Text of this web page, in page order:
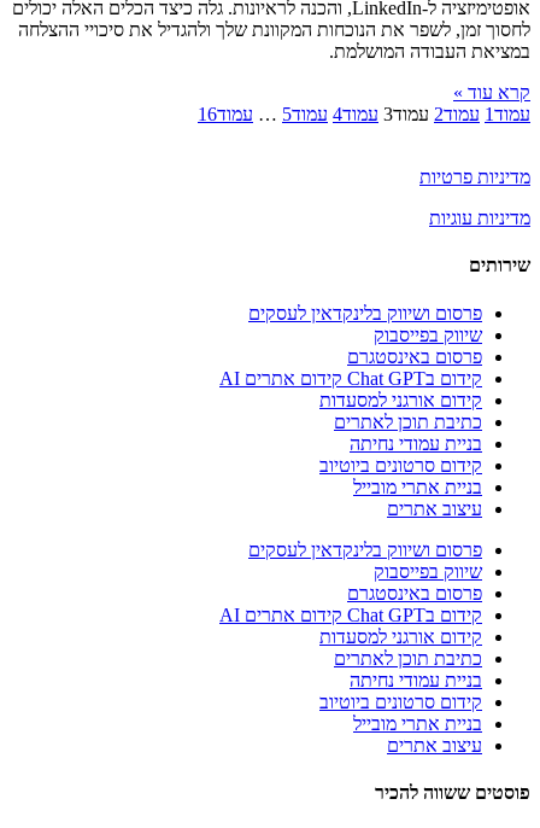
אופטימיזציה ל-LinkedIn, והכנה לראיונות. גלה כיצד הכלים האלה יכולים
לחסוך זמן, לשפר את הנוכחות המקוונת שלך ולהגדיל את סיכויי ההצלחה
במציאת העבודה המושלמת.
קרא עוד »
עמוד1 עמוד2 עמוד3 עמוד4 עמוד5
… עמוד16
מדיניות פרטיות
מדיניות עוגיות
שירותים
פרסום ושיווק בלינקדאין לעסקים
שיווק בפייסבוק
פרסום באינסטגרם
קידום בChat GPT קידום אתרים AI
קידום אורגני למסעדות
כתיבת תוכן לאתרים
בניית עמודי נחיתה
קידום סרטונים ביוטיוב
בניית אתרי מובייל
עיצוב אתרים
פרסום ושיווק בלינקדאין לעסקים
שיווק בפייסבוק
פרסום באינסטגרם
קידום בChat GPT קידום אתרים AI
קידום אורגני למסעדות
כתיבת תוכן לאתרים
בניית עמודי נחיתה
קידום סרטונים ביוטיוב
בניית אתרי מובייל
עיצוב אתרים
פוסטים ששווה להכיר